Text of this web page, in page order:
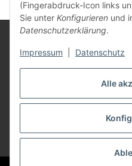
Alle
(Fingerabdruck-Icon links
Sie unter Konfigurieren und
Datenschutzerklärung.
Impressum Datenschutz
Rechtliches
Mein Konto
Vertrag
* Alle Preise inkl.